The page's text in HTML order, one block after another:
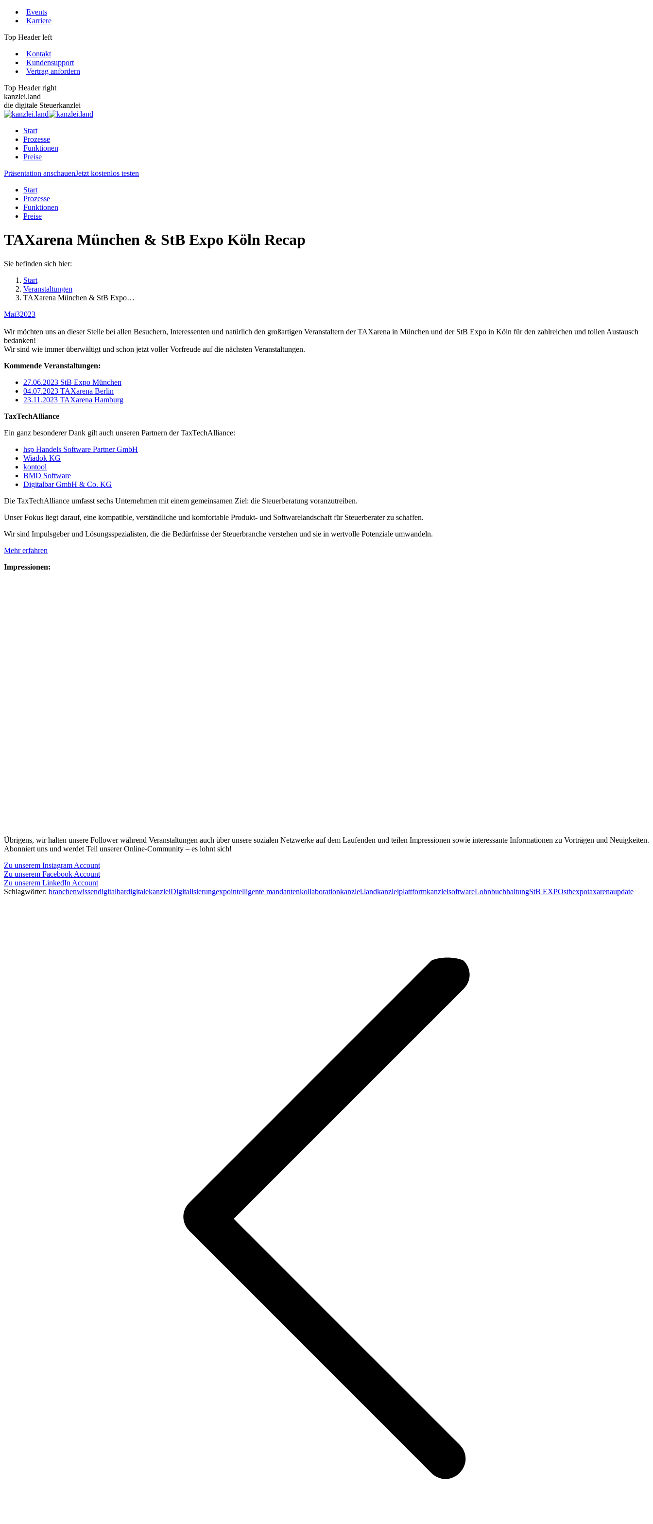
Zum
Inhalt
Events
Karriere
Top Header left
Kontakt
Kundensupport
Vertrag anfordern
Top Header right
kanzlei.land
die digitale Steuerkanzlei
Start
Prozesse
Funktionen
Preise
Präsentation anschauenJetzt kostenlos testen
Start
Prozesse
Funktionen
Preise
TAXarena München & StB Expo Köln Recap
Sie befinden sich hier:
Start
Veranstaltungen
TAXarena München & StB Expo…
Mai32023
Wir möchten uns an dieser Stelle bei allen Besuchern, Interessenten und natürlich den großartigen Veranstaltern der TAXarena in München und der StB Expo in Köln für den zahlreichen und tollen Austausch
bedanken!
Wir sind wie immer überwältigt und schon jetzt voller Vorfreude auf die nächsten Veranstaltungen.
Kommende Veranstaltungen:
27.06.2023 StB Expo München
04.07.2023 TAXarena Berlin
23.11.2023 TAXarena Hamburg
TaxTechAlliance
Ein ganz besonderer Dank gilt auch unseren Partnern der TaxTechAlliance:
hsp Handels Software Partner GmbH
Wiadok KG
kontool
BMD Software
Digitalbar GmbH & Co. KG
Die TaxTechAlliance umfasst sechs Unternehmen mit einem gemeinsamen Ziel: die Steuerberatung voranzutreiben.
Unser Fokus liegt darauf, eine kompatible, verständliche und komfortable Produkt- und Softwarelandschaft für Steuerberater zu schaffen.
Wir sind Impulsgeber und Lösungsspezialisten, die die Bedürfnisse der Steuerbranche verstehen und sie in wertvolle Potenziale umwandeln.
Mehr erfahren
Impressionen:
Übrigens, wir halten unsere Follower während Veranstaltungen auch über unsere sozialen Netzwerke auf dem Laufenden und teilen Impressionen sowie interessante Informationen zu Vorträgen und Neuigkeiten.
Abonniert uns und werdet Teil unserer Online-Community – es lohnt sich!
Zu unserem Instagram Account
Zu unserem Facebook Account
Zu unserem LinkedIn Account
Schlagwörter: branchenwissendigitalbardigitalekanzleiDigitalisierungexpointelligente mandantenkollaborationkanzlei.landkanzleiplattformkanzleisoftwareLohnbuchhaltungStB EXPOstbexpotaxarenaupdate